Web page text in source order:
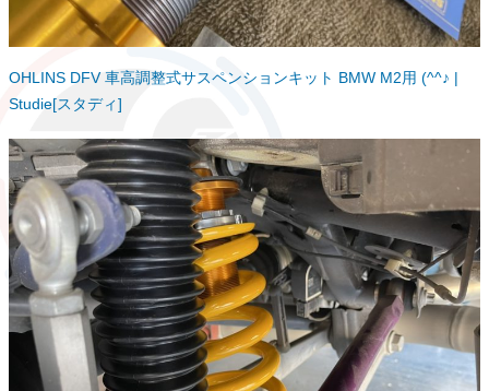
OHLINS DFV 車高調整式サスペンションキット BMW M2用 (^^♪ |
Studie[スタディ]